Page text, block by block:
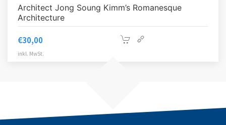
Architect Jong Soung Kimm’s Romanesque
Architecture
€30,00
inkl. MwSt.